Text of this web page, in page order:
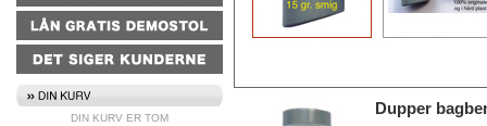
DIN KURV ER TOM
Dupper